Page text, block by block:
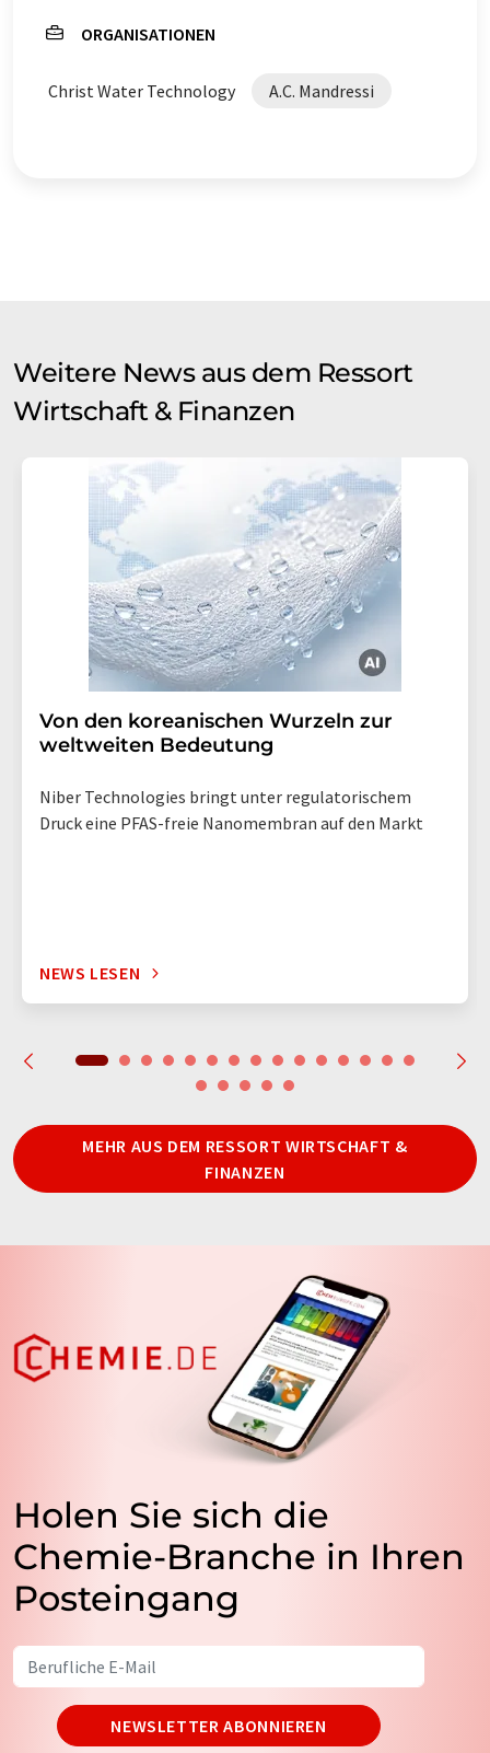
ORGANISATIONEN
Christ Water Technology A.C. Mandressi
Weitere News aus dem Ressort
Wirtschaft & Finanzen
Von den koreanischen Wurzeln zur
weltweiten Bedeutung
Niber Technologies bringt unter regulatorischem
Druck eine PFAS-freie Nanomembran auf den Markt
NEWS LESEN
MEHR AUS DEM RESSORT WIRTSCHAFT &
FINANZEN
Holen Sie sich die
Chemie-Branche in Ihren
Posteingang
NEWSLETTER ABONNIEREN